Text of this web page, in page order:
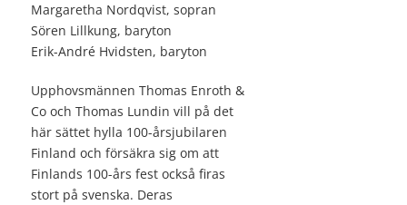
Margaretha Nordqvist, sopran
Sören Lillkung, baryton
Erik-André Hvidsten, baryton
Upphovsmännen Thomas Enroth &
Co och Thomas Lundin vill på det
här sättet hylla 100-årsjubilaren
Finland och försäkra sig om att
Finlands 100-års fest också firas
stort på svenska. Deras